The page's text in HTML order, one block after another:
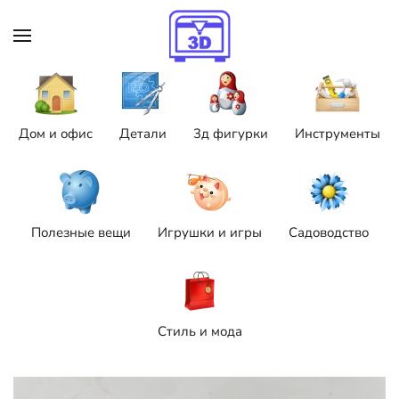
Skip to main content
Дом и офис Детали 3д фигурки Инструменты
Полезные вещи Игрушки и игры Садоводство
Стиль и мода